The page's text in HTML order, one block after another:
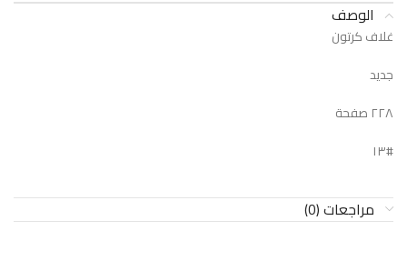
الوصف
غلاف كرتون
جديد
٢٢٨ صفحة
#١٣
مراجعات (0)